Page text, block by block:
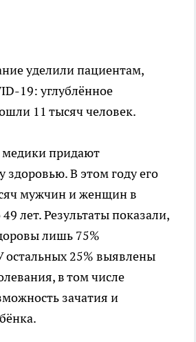
уделили пациентам,
19: углублённое
11 тысяч человек.
медики придают
здоровью. В этом году его
мужчин и женщин в
лет. Результаты показали,
лишь 75%
остальных 25% выявлены
в том числе
зачатия и